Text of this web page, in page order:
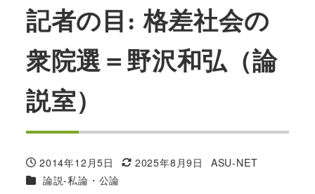
記者の目: 格差社会の
衆院選＝野沢和弘（論
説室）
投稿日
2014年12月5日
更新日
2025年8月9日
著
ASU-NET
カテゴリー
論説-私論・公論